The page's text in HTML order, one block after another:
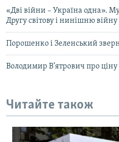
«Дві війни – Україна одна».
Другу світову і нинішню війну
Порошенко і Зеленський
Володимир В’ятрович про
Читайте також